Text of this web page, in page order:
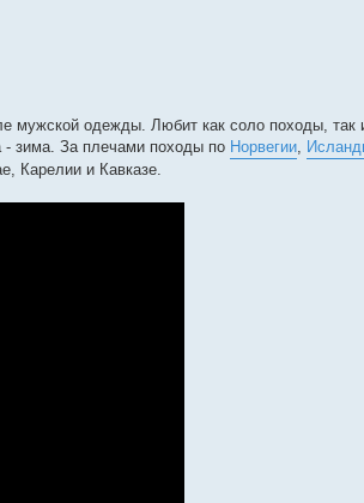
мужской одежды. Любит как соло походы, так
зима. За плечами походы по Норвегии
Карелии и Кавказе.